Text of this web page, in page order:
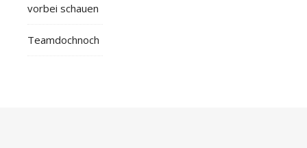
vorbei schauen
Teamdochnoch